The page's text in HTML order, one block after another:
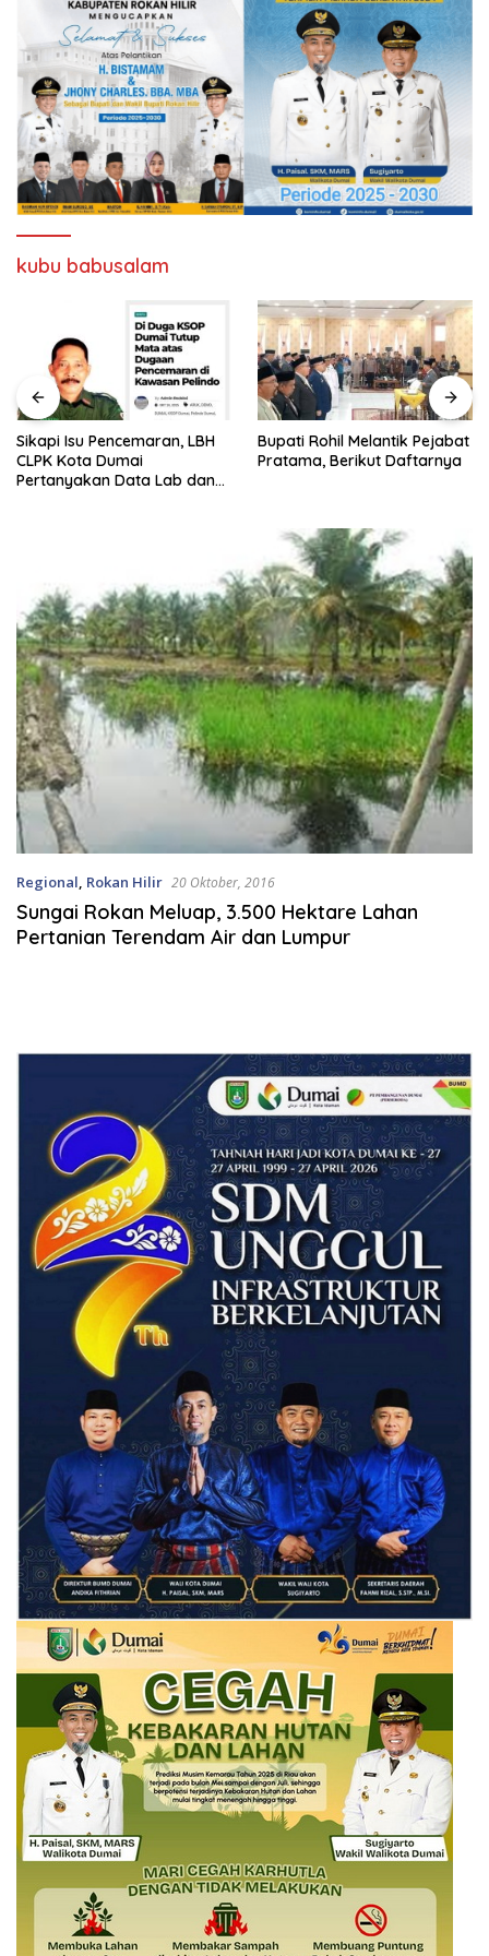
kubu babusalam
Sikapi Isu Pencemaran, LBH
CLPK Kota Dumai
Pertanyakan Data Lab dan
Bupati Rohil Melantik Pejabat
Pratama, Berikut Daftarnya
Regional Rokan Hilir 20 Oktober, 2016
Sungai Rokan Meluap, 3.500 Hektare Lahan
Pertanian Terendam Air dan Lumpur